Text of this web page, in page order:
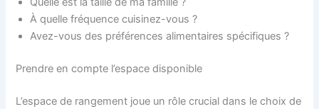
À quelle fréquence cuisinez-vous ?
Avez-vous des préférences alimentaires spécifiques ?
Prendre en compte l’espace disponible
L’espace de rangement joue un rôle crucial dans le choix de